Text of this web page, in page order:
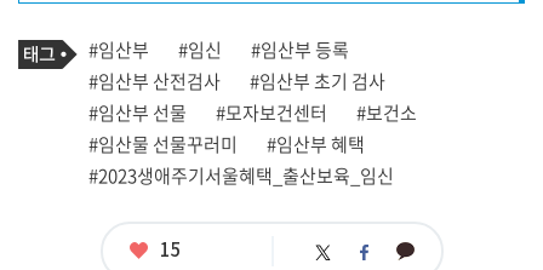
프
필 기
사
관
련
태
그
태
그
#임산부 #임신
#임산부 등록
#임산부 산전검사
#임산부 초기 검사
#임산부 선물
#모자보건센터
#보건소
#임산물 선물꾸러미
#임산부 혜택
#2023생애주기서울혜택_출산보육_임신
좋
15 트 페 카